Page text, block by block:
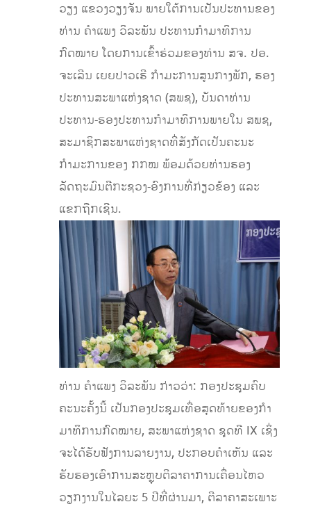
ວຽງ ແຂວງວຽງຈັນ ພາຍໃຕ້ການເປັນປະທານຂອງ
ທ່ານ ຄຳແພງ ວິລະພັນ ປະທານກຳມາທິການ
ກົດໝາຍ ໂດຍການເຂົ້າຮ່ວມຂອງທ່ານ ສຈ. ປອ.
ຈະເລີນ ເຍຍປາວເຮີ ກຳມະການສູນກາງພັກ, ຮອງ
ປະທານສະພາແຫ່ງຊາດ (ສພຊ), ບັນດາທ່ານ
ປະທານ-ຮອງປະທານກຳມາທິການພາຍໃນ ສພຊ,
ສະມາຊິກສະພາແຫ່ງຊາດທີ່ສັງກັດເປັນຄະນະ
ກຳມະການຂອງ ກກໝ ພ້ອມດ້ວຍທ່ານຮອງ
ລັດຖະມົນຕີກະຊວງ-ອົງການທີ່ກ່ຽວຂ້ອງ ແລະ
ແຂກຖືກເຊີນ.
ທ່ານ ຄຳແພງ ວິລະພັນ ກ່າວວ່າ: ກອງ​ປະຊຸມ​ຄົບ​
ຄະນະຄັ້ງນີ້ ​ເປັນ​ກອງ​ປະຊຸມ​ເທື່ອສຸດທ້າຍຂອງກໍາ
ມາທິການກົດໝາຍ, ​ສະພາ​ແຫ່ງ​ຊາດ ຊຸດ​ທີ IX ເຊິ່​ງ​
ຈະໄດ້ຮັບຟັງການລາຍງານ, ປະກອບຄໍາເຫັນ ແລະ
ຮັບຮອງເອົາການ​ສະຫຼຸບ​ຕີ​ລາຄາ​ການ​ເຄື່ອນ​ໄຫວ​
ວຽກ​ງານໃນໄລຍະ 5 ປີທີ່ຜ່ານມາ, ຕີລາຄາສະເພາະ